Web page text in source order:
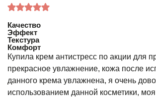
Качество
Эффект
Текстура
Комфорт
Купила крем антистресс по акции для
прекрасное увлажнение, кожа после
данного крема увлажнена, я очень
использованием данной косметики,